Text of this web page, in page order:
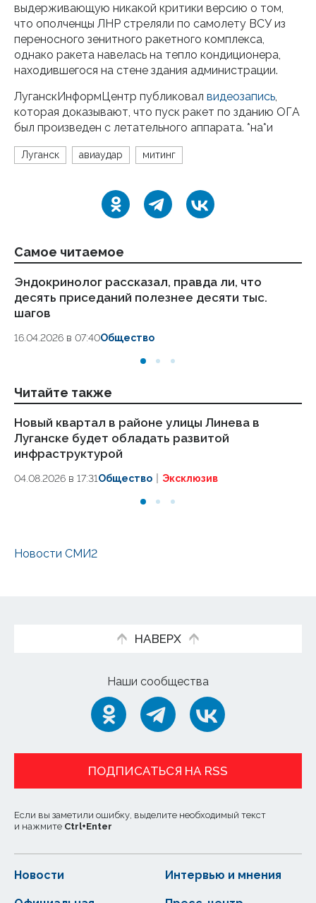
выдерживающую никакой критики версию о том,
что ополченцы ЛНР стреляли по самолету ВСУ из
переносного зенитного ракетного комплекса,
однако ракета навелась на тепло кондиционера,
находившегося на стене здания администрации.
ЛуганскИнформЦентр публиковал видеозапись,
которая доказывают, что пуск ракет по зданию ОГА
был произведен с летательного аппарата. *на*и
Луганск авиаудар митинг
Самое читаемое
Эндокринолог рассказал, правда ли, что
десять приседаний полезнее десяти тыс.
шагов
16.04.2026 в 07:40Общество
Читайте также
Новый квартал в районе улицы Линева в
Луганске будет обладать развитой
инфраструктурой
04.08.2026 в 17:31Общество Эксклюзив
Новости СМИ2
НАВЕРХ
Наши сообщества
ПОДПИСАТЬСЯ НА RSS
Если вы заметили ошибку, выделите необходимый текст
и нажмите Ctrl+Enter
Новости Интервью и мнения